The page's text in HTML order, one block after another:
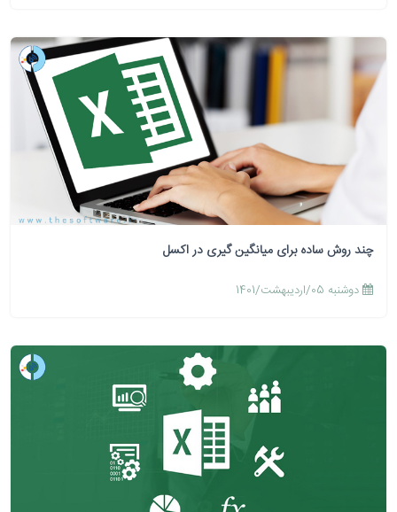
چند روش ساده برای میانگین گیری در اکسل
دوشنبه 05/اردیبهشت/1401